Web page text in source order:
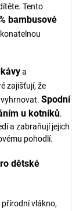
Tento
bambusové
a
zajišťují, že
Spodní
u kotníků.
a zabraňují jejich
pohodlí.
dětské
přírodní vlákno,